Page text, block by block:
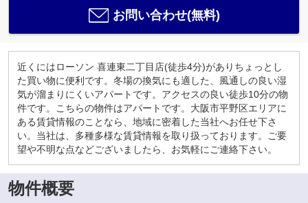
お問い合わせ(無料)
近くにはローソン 喜連東二丁目店(徒歩4分)がありちょっとし
た買い物に便利です。冬場の換気にも適した、風通しの良い湿
気が溜まりにくいアパートです。アクセスの良い徒歩10分の物
件です。こちらの物件はアパートです。大阪市平野区エリアに
ある賃貸情報のことなら、地域に密着した当社へお任せ下さ
い。当社は、多種多様な賃貸情報を取り扱っております。ご要
望や不明な点などございましたら、お気軽にご連絡下さい。
物件概要